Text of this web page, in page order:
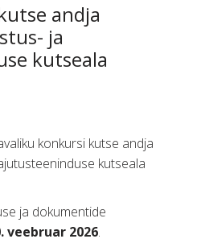
andja
ja
kutseala
konkursi kutse andja
kutseala
ja dokumentide
veebruar 2026.